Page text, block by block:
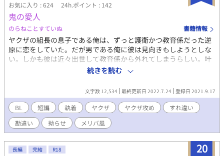
お気に入り : 624 24h.ポイント : 142
鬼の愛人
のらねことすていぬ 書籍情報
ヤクザの組長の息子である俺は、ずっと護衛かつ教育係だった逆
原に恋をしていた。だが男である俺に彼は見向きもしようとしな
い。しかも彼は近々出世して教育係から外れてしまうらしい。叶
わない恋心に苦しくなった俺は、ある日計画を企てて……。ヤク
ザ若頭×跡取り
続きを読む
文字数 12,534 最終更新日 2022.7.24 登録日 2021.9.17
BL 短編 執着 ヤクザ ヤクザ攻め
すれ違い
勘違い
拗らせ メリバ風
20
長編 完結 R18